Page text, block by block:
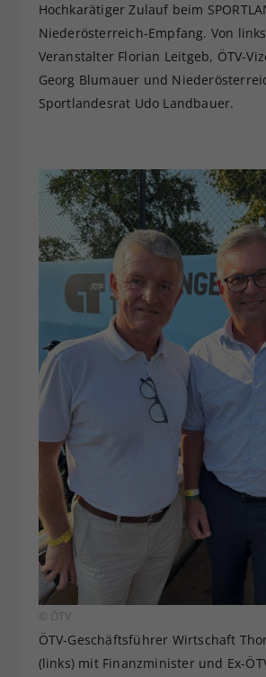
Hochkarätiger Zulauf beim
Niederösterreich-Empfang. Von
Veranstalter Florian Leitgeb, ÖTV-
Georg Blumauer und
Sportlandesrat Udo Landbauer.
© ÖTV
ÖTV-Geschäftsführer Wirtschaft
(links) mit Finanzminister und Ex-